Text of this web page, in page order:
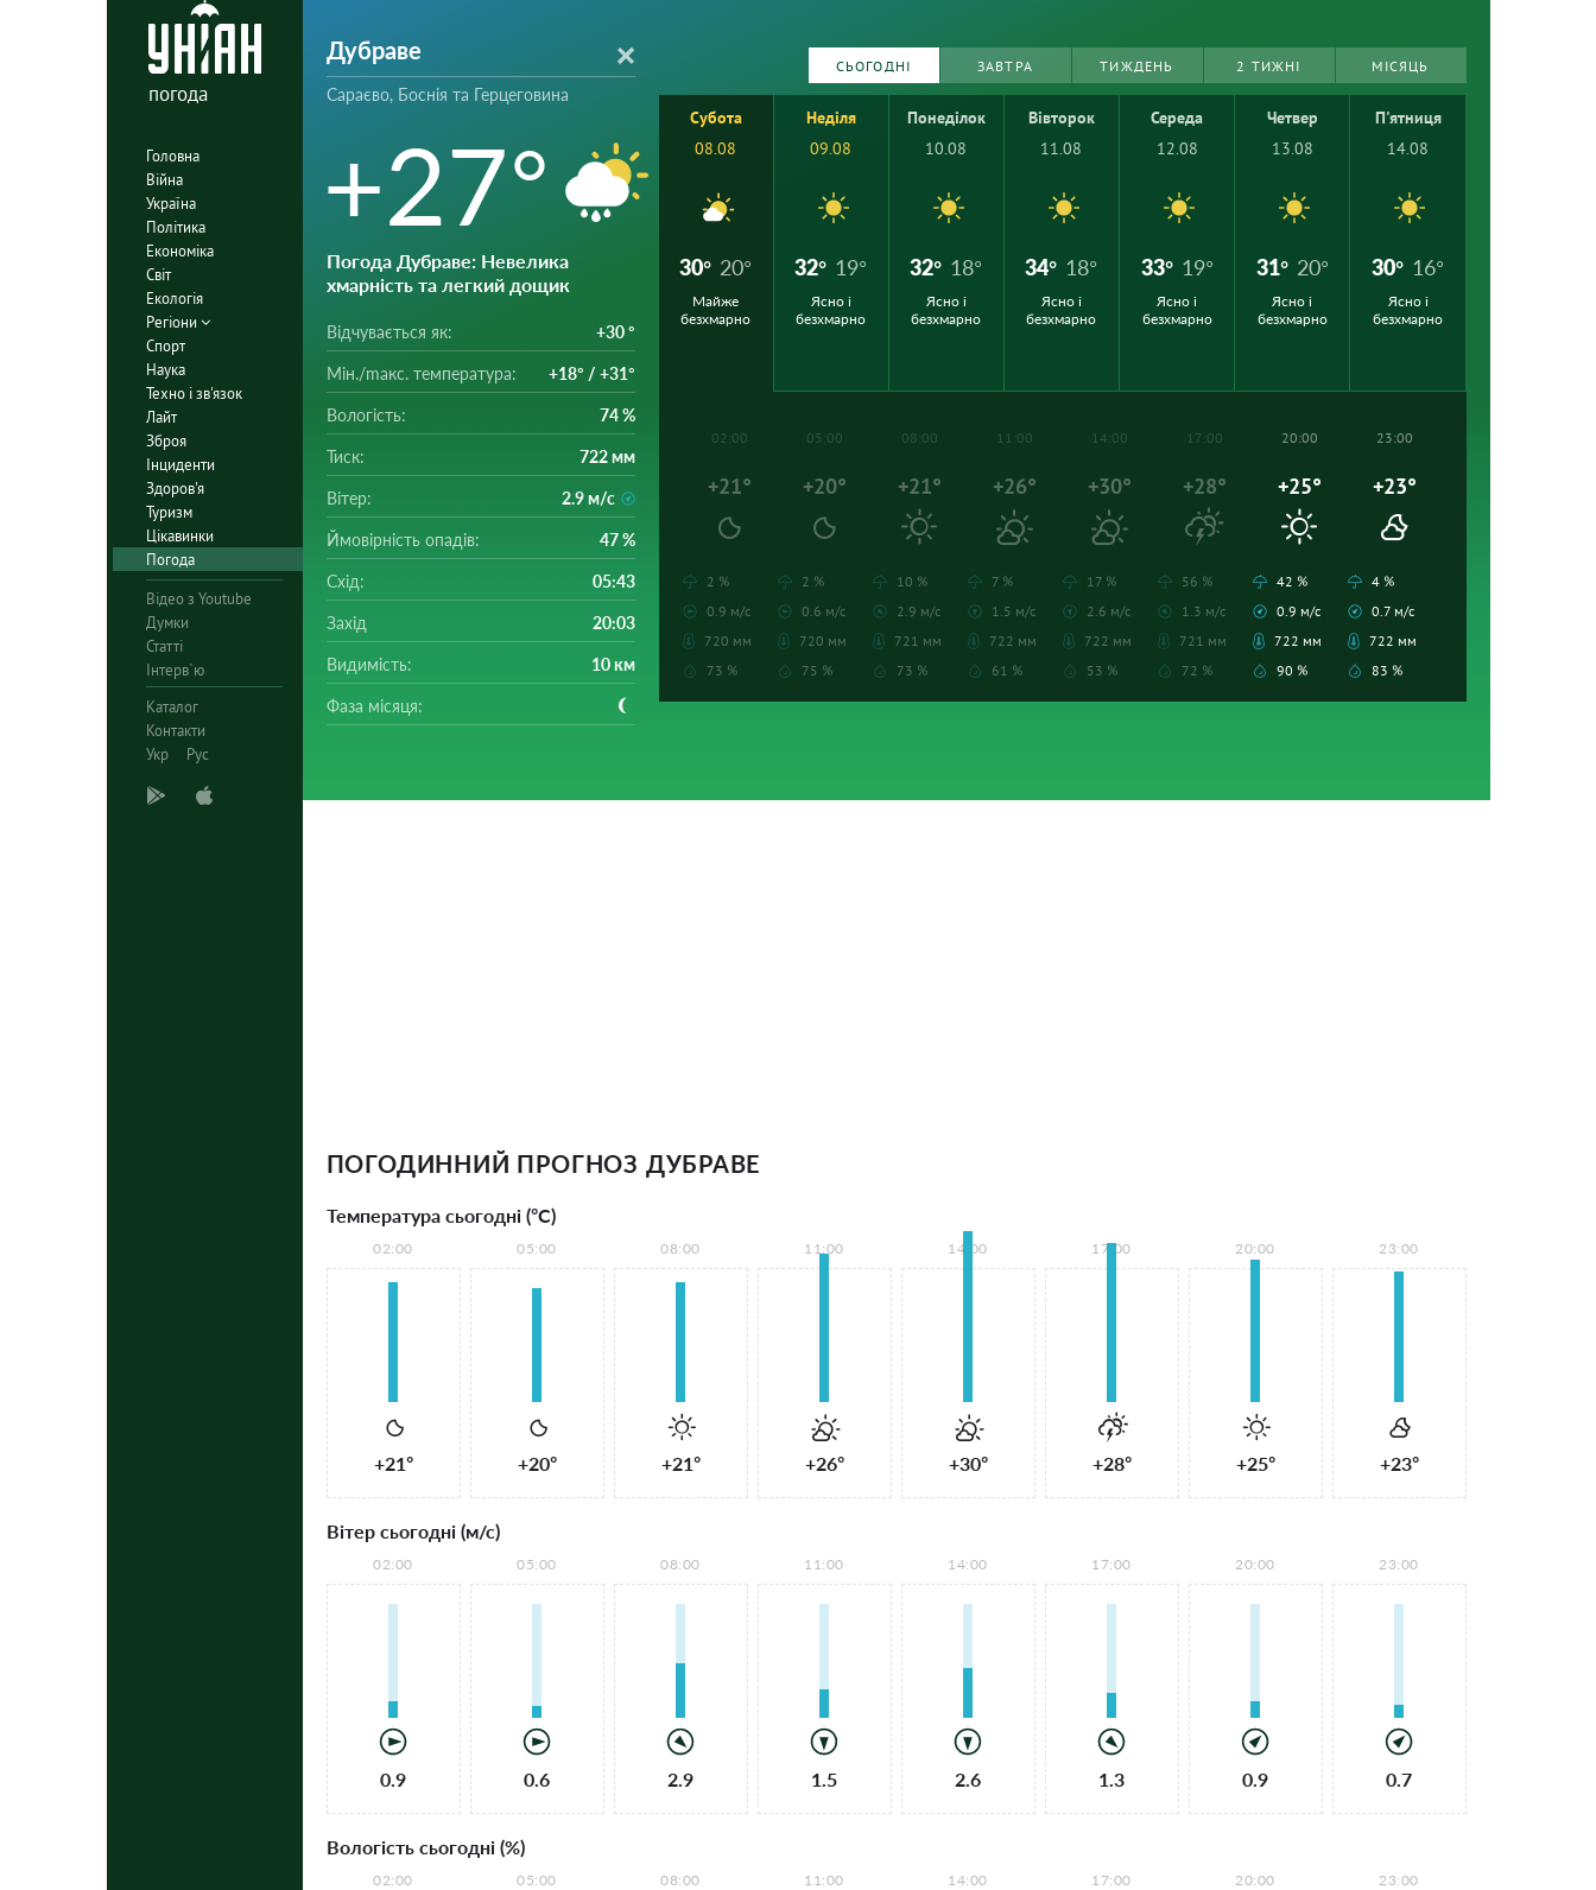
погода
Головна
Війна
Україна
Політика
Економіка
Світ
Екологія
Регіони
Спорт
Наука
Техно і зв'язок
Лайт
Зброя
Інциденти
Здоров'я
Туризм
Цікавинки
Погода
Відео з Youtube
Думки
Статті
Інтерв`ю
Каталог
Контакти
Укр
Рус
Дубраве
Сараєво, Боснія та Герцеговина
+27°
Погода Дубраве: Невелика
хмарність та легкий дощик
Відчувається як: +30 °
Мін./mакс. температура: +18° / +31°
Вологість: 74 %
Тиск: 722 мм
Вітер: 2.9 м/с
Ймовірність опадів: 47 %
Схід: 05:43
Захід 20:03
Видимість: 10 км
Фаза місяця:
СЬОГОДНІ ЗАВТРА ТИЖДЕНЬ 2 ТИЖНІ МІСЯЦЬ
Субота
08.08
30° 20°
Майже
безхмарно
Неділя
09.08
32° 19°
Ясно і
безхмарно
Понеділок
10.08
32° 18°
Ясно і
безхмарно
Вівторок
11.08
34° 18°
Ясно і
безхмарно
Середа
12.08
33° 19°
Ясно і
безхмарно
Четвер
13.08
31° 20°
Ясно і
безхмарно
П'ятниця
14.08
30° 16°
Ясно і
безхмарно
02:00
+21°
2 %
0.9 м/с
720 мм
73 %
05:00
+20°
2 %
0.6 м/с
720 мм
75 %
08:00
+21°
10 %
2.9 м/с
721 мм
73 %
11:00
+26°
7 %
1.5 м/с
722 мм
61 %
14:00
+30°
17 %
2.6 м/с
722 мм
53 %
17:00
+28°
56 %
1.3 м/с
721 мм
72 %
20:00
+25°
42 %
0.9 м/с
722 мм
90 %
23:00
+23°
4 %
0.7 м/с
722 мм
83 %
ПОГОДИННИЙ ПРОГНОЗ ДУБРАВЕ
Температура сьогодні (°С)
02:00
+21°
05:00
+20°
08:00
+21°
11:00
+26°
14:00
+30°
17:00
+28°
20:00
+25°
23:00
+23°
Вітер сьогодні (м/с)
02:00
0.9
05:00
0.6
08:00
2.9
11:00
1.5
14:00
2.6
17:00
1.3
20:00
0.9
23:00
0.7
Вологість сьогодні (%)
02:00 05:00 08:00 11:00 14:00 17:00 20:00 23:00